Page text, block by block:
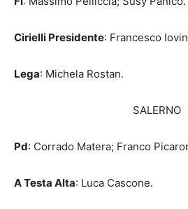
Cirielli Presidente: Francesco
Lega: Michela Rostan.
SALERNO
Pd: Corrado Matera; Franco
A Testa Alta: Luca Cascone.